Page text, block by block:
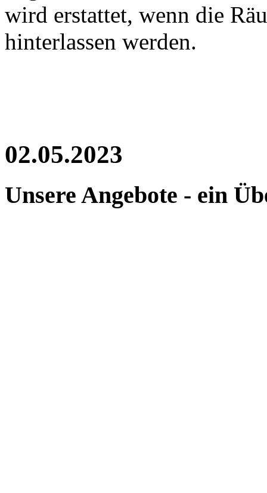
wird erstattet, wenn die
hinterlassen werden.
02.05.2023
Unsere Angebote - ein